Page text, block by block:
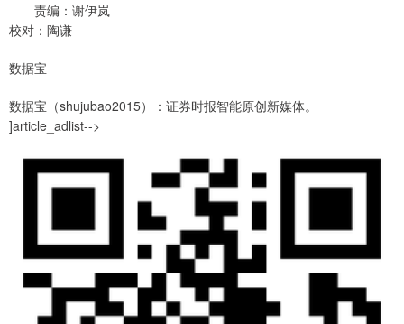
责编：谢伊岚
校对：陶谦
数据宝
数据宝（shujubao2015）：证券时报智能原创新媒体。
]article_adlist-->